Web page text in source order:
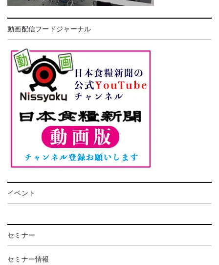
動画配信フードジャーナル
イベント
セミナー
セミナー情報